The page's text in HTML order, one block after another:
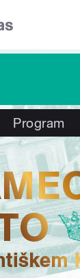
Program